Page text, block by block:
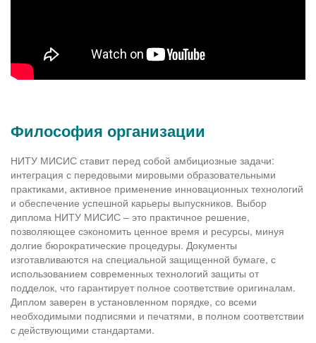
Философия организации
НИТУ МИСИС ставит перед собой амбициозные задачи:
интеграция с передовыми мировыми образовательными
практиками, активное применение инновационных технологий
и обеспечение успешной карьеры выпускников. Выбор
диплома НИТУ МИСИС – это практичное решение,
позволяющее сэкономить ценное время и ресурсы, минуя
долгие бюрократические процедуры. Документы
изготавливаются на специальной защищенной бумаге, с
использованием современных технологий защиты от
подделок, что гарантирует полное соответствие оригиналам.
Диплом заверен в установленном порядке, со всеми
необходимыми подписями и печатями, в полном соответствии
с действующими стандартами.